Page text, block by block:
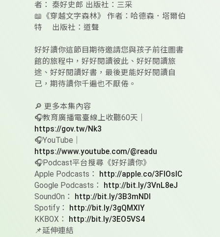
者： 秦好史郎 出版社：三采
📖《穿越文字森林》 作者：哈德森．塔爾伯
特 出版社：道聲
好好讀你這節目期待邀請您與孩子前往圖書
館的旅程中，好好閱讀彼此、好好閱讀旅
途、好好閱讀好書，最後更能好好閱讀自
己，期待讀你千遍也不厭倦。
🔎 更多本集內容
🎧教育廣播電臺線上收聽60天｜
https://gov.tw/Nk3
🎧YouTube｜
https://www.youtube.com/@readu
🎧Podcast平台搜尋《好好讀你》
Apple Podcasts：
http://apple.co/3FlOslC
Google Podcasts：
http://bit.ly/3VnL8eJ
SoundOn：
http://bit.ly/3B3mNDl
Spotify：
http://bit.ly/3gQMXlY
KKBOX：
http://bit.ly/3EO5VS4
📌延伸連結